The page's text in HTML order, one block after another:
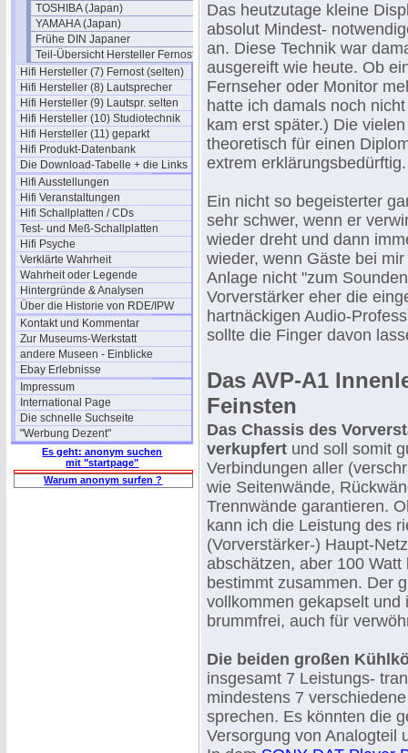
TOSHIBA (Japan)
YAMAHA (Japan)
Frühe DIN Japaner
Teil-Übersicht Hersteller Fernost
Hifi Hersteller (7) Fernost (selten)
Hifi Hersteller (8) Lautsprecher
Hifi Hersteller (9) Lautspr. selten
Hifi Hersteller (10) Studiotechnik
Hifi Hersteller (11) geparkt
Hifi Produkt-Datenbank
Die Download-Tabelle + die Links
Hifi Ausstellungen
Hifi Veranstaltungen
Hifi Schallplatten / CDs
Test- und Meß-Schallplatten
Hifi Psyche
Verklärte Wahrheit
Wahrheit oder Legende
Hintergründe & Analysen
Über die Historie von RDE/IPW
Kontakt und Kommentar
Zur Museums-Werkstatt
andere Museen - Einblicke
Ebay Erlebnisse
Impressum
International Page
Die schnelle Suchseite
"Werbung Dezent"
Es geht: anonym suchen
mit "startpage"
Warum anonym surfen ?
Das heutzutage kleine
absolut Mindest-
an. Diese Technik war
ausgereift wie heute. Ob
Fernseher oder Monitor
hatte ich damals noch
kam erst später.) Die
theoretisch für einen
extrem erklärungsbedürftig.
Ein nicht so begeisterter
sehr schwer, wenn er
wieder dreht und dann
wieder, wenn Gäste bei
Anlage nicht "zum
Vorverstärker eher die
hartnäckigen Audio-
sollte die Finger davon
Das AVP-A1
Feinsten
Das Chassis des
verkupfert und soll somit
Verbindungen aller
wie Seitenwände,
Trennwände garantieren.
kann ich die Leistung des
(Vorverstärker-) Haupt-
abschätzen, aber 100 Watt
bestimmt zusammen. Der
vollkommen gekapselt und
brummfrei, auch für
Die beiden großen
insgesamt 7 Leistungs-
mindestens 7
sprechen. Es könnten die
Versorgung von Analogteil